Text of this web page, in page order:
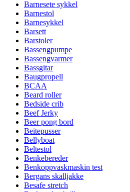
Barnesete sykkel
Barnestol
Barnesykkel
Barsett
Barstoler
Bassengpumpe
Bassengvarmer
Bassgitar
Baugpropell
BCAA
Beard roller
Bedside crib
Beef Jerky
Beer pong bord
Beitepusser
Bellyboat
Beltestol
Benkebereder
Benkoppvaskmaskin test
Bergans skalljakke
Besafe stretch